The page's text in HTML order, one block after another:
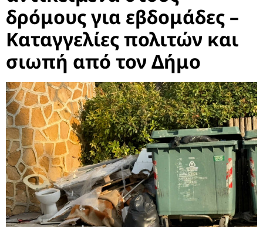
δρόμους για εβδομάδες –
Καταγγελίες πολιτών και
σιωπή από τον Δήμο